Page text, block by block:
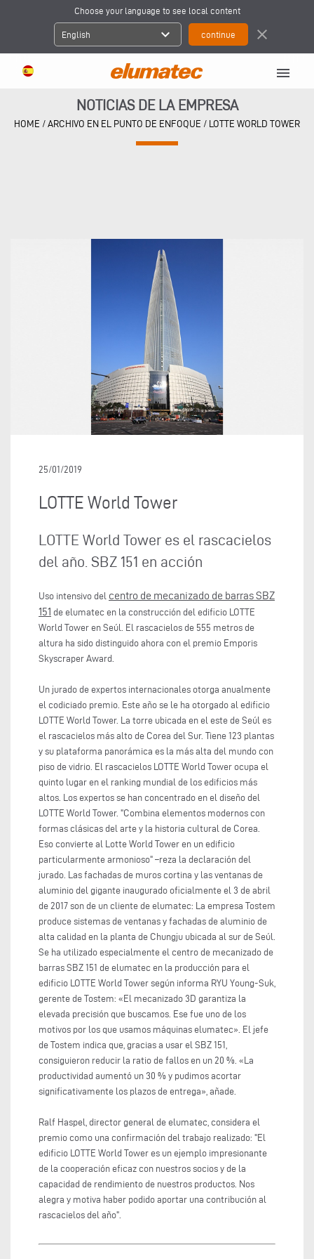
Choose your language to see local content
English expand_more close
menu
NOTICIAS DE LA EMPRESA
HOME / ARCHIVO EN EL PUNTO DE ENFOQUE / LOTTE WORLD TOWER
25/01/2019
LOTTE World Tower
LOTTE World Tower es el rascacielos
del año. SBZ 151 en acción
Uso intensivo del centro de mecanizado de barras SBZ
151 de elumatec en la construcción del edificio LOTTE
World Tower en Seúl. El rascacielos de 555 metros de
altura ha sido distinguido ahora con el premio Emporis
Skyscraper Award.
Un jurado de expertos internacionales otorga anualmente
el codiciado premio. Este año se le ha otorgado al edificio
LOTTE World Tower. La torre ubicada en el este de Seúl es
el rascacielos más alto de Corea del Sur. Tiene 123 plantas
y su plataforma panorámica es la más alta del mundo con
piso de vidrio. El rascacielos LOTTE World Tower ocupa el
quinto lugar en el ranking mundial de los edificios más
altos. Los expertos se han concentrado en el diseño del
LOTTE World Tower. "Combina elementos modernos con
formas clásicas del arte y la historia cultural de Corea.
Eso convierte al Lotte World Tower en un edificio
particularmente armonioso" –reza la declaración del
jurado. Las fachadas de muros cortina y las ventanas de
aluminio del gigante inaugurado oficialmente el 3 de abril
de 2017 son de un cliente de elumatec: La empresa Tostem
produce sistemas de ventanas y fachadas de aluminio de
alta calidad en la planta de Chungju ubicada al sur de Seúl.
Se ha utilizado especialmente el centro de mecanizado de
barras SBZ 151 de elumatec en la producción para el
edificio LOTTE World Tower según informa RYU Young-Suk,
gerente de Tostem: «El mecanizado 3D garantiza la
elevada precisión que buscamos. Ese fue uno de los
motivos por los que usamos máquinas elumatec». El jefe
de Tostem indica que, gracias a usar el SBZ 151,
consiguieron reducir la ratio de fallos en un 20 %. «La
productividad aumentó un 30 % y pudimos acortar
significativamente los plazos de entrega», añade.
Ralf Haspel, director general de elumatec, considera el
premio como una confirmación del trabajo realizado: "El
edificio LOTTE World Tower es un ejemplo impresionante
de la cooperación eficaz con nuestros socios y de la
capacidad de rendimiento de nuestros productos. Nos
alegra y motiva haber podido aportar una contribución al
rascacielos del año".